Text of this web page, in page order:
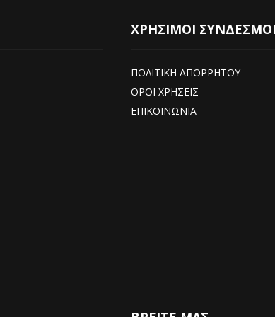
ΧΡΗΣΙΜΟΙ
ΠΟΛΙΤΙΚΗ ΑΠΟΡΡΗΤΟΥ
ΟΡΟΙ ΧΡΗΣΕΙΣ
ΕΠΙΚΟΙΝΩΝΙΑ